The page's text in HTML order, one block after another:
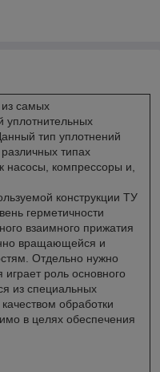
самых
уплотнительных
тип уплотнений
типах
насосы, компрессоры и,
конструкции ТУ
герметичности
взаимного прижатия
вращающейся и
Отдельно нужно
играет роль основного
из специальных
обработки
в целях обеспечения